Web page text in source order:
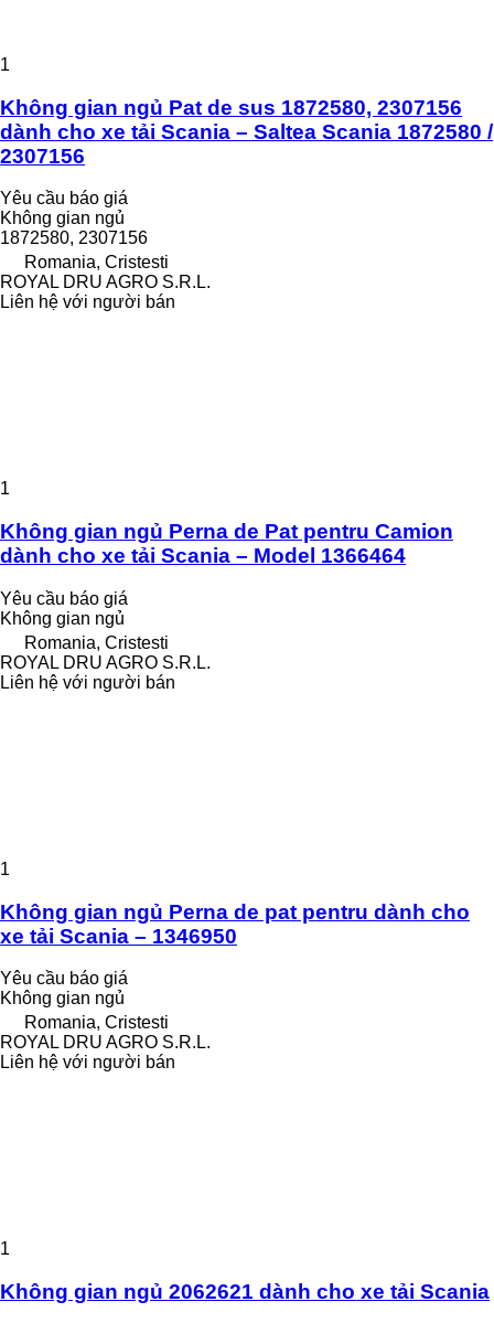
1
Không gian ngủ Pat de sus 1872580, 2307156
dành cho xe tải Scania – Saltea Scania 1872580 /
2307156
Yêu cầu báo giá
Không gian ngủ
1872580, 2307156
Romania, Cristesti
ROYAL DRU AGRO S.R.L.
Liên hệ với người bán
1
Không gian ngủ Perna de Pat pentru Camion
dành cho xe tải Scania – Model 1366464
Yêu cầu báo giá
Không gian ngủ
Romania, Cristesti
ROYAL DRU AGRO S.R.L.
Liên hệ với người bán
1
Không gian ngủ Perna de pat pentru dành cho
xe tải Scania – 1346950
Yêu cầu báo giá
Không gian ngủ
Romania, Cristesti
ROYAL DRU AGRO S.R.L.
Liên hệ với người bán
1
Không gian ngủ 2062621 dành cho xe tải Scania